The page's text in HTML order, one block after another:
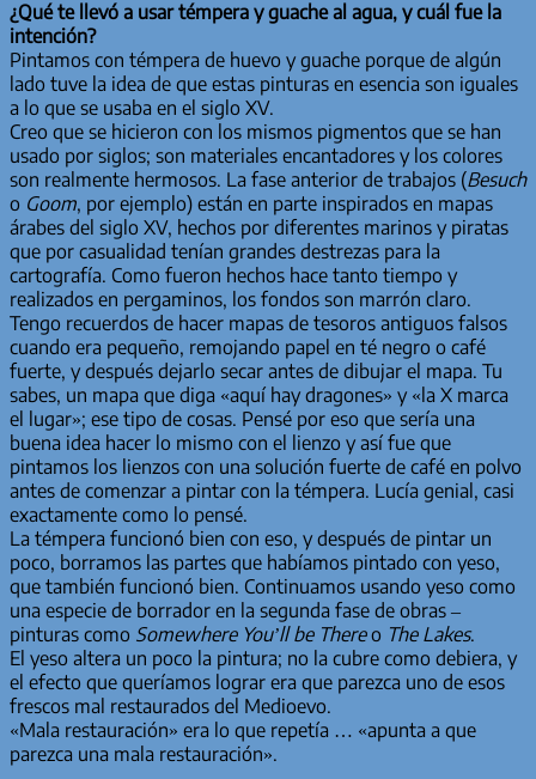
¿Qué te llevó a usar témpera y guache al agua, y cuál fue la
intención?
Pintamos con témpera de huevo y guache porque de algún
lado tuve la idea de que estas pinturas en esencia son iguales
a lo que se usaba en el siglo XV.
Creo que se hicieron con los mismos pigmentos que se han
usado por siglos; son materiales encantadores y los colores
son realmente hermosos. La fase anterior de trabajos (Besuch
o Goom, por ejemplo) están en parte inspirados en mapas
árabes del siglo XV, hechos por diferentes marinos y piratas
que por casualidad tenían grandes destrezas para la
cartografía. Como fueron hechos hace tanto tiempo y
realizados en pergaminos, los fondos son marrón claro.
Tengo recuerdos de hacer mapas de tesoros antiguos falsos
cuando era pequeño, remojando papel en té negro o café
fuerte, y después dejarlo secar antes de dibujar el mapa. Tu
sabes, un mapa que diga «aquí hay dragones» y «la X marca
el lugar»; ese tipo de cosas. Pensé por eso que sería una
buena idea hacer lo mismo con el lienzo y así fue que
pintamos los lienzos con una solución fuerte de café en polvo
antes de comenzar a pintar con la témpera. Lucía genial, casi
exactamente como lo pensé.
La témpera funcionó bien con eso, y después de pintar un
poco, borramos las partes que habíamos pintado con yeso,
que también funcionó bien. Continuamos usando yeso como
una especie de borrador en la segunda fase de obras –
pinturas como Somewhere You’ll be Thereo The Lakes.
El yeso altera un poco la pintura; no la cubre como debiera, y
el efecto que queríamos lograr era que parezca uno de esos
frescos mal restaurados del Medioevo.
«Mala restauración» era lo que repetía … «apunta a que
parezca una mala restauración».